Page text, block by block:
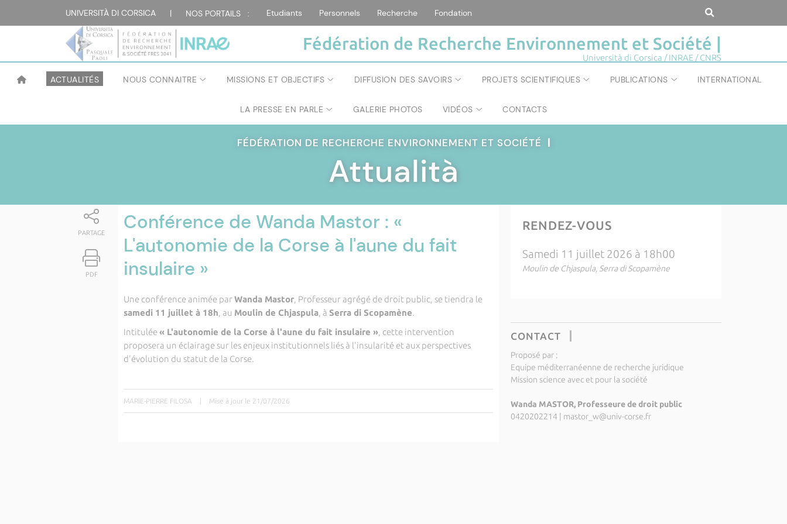
UNIVERSITÀ DI CORSICA | NOS PORTAILS : Etudiants Personnels Recherche Fondation
Fédération de Recherche Environnement et Société |
Università di Corsica / INRAE / CNRS
ACTUALITÉS NOUS CONNAITRE MISSIONS ET OBJECTIFS DIFFUSION DES SAVOIRS PROJETS SCIENTIFIQUES PUBLICATIONS INTERNATIONAL
LA PRESSE EN PARLE GALERIE PHOTOS VIDÉOS CONTACTS
FÉDÉRATION DE RECHERCHE ENVIRONNEMENT ET SOCIÉTÉ |
Attualità
PARTAGE
PDF
Conférence de Wanda Mastor : «
L'autonomie de la Corse à l'aune du fait
insulaire »
Une conférence animée parWanda Mastor, Professeur agrégé de droit public, se tiendra le
samedi 11 juillet à 18h, au Moulin de Chjaspula, à Serra di Scopamène.
Intitulée« L'autonomie de la Corse à l'aune du fait insulaire », cette intervention
proposera un éclairage sur les enjeux institutionnels liés à l'insularité et aux perspectives
d'évolution du statut de la Corse.
MARIE-PIERRE FILOSA | Mise à jour le 21/07/2026
RENDEZ-VOUS
Samedi 11 juillet 2026 à 18h00
Moulin de Chjaspula, Serra di Scopamène
CONTACT
Proposé par :
Equipe méditerranéenne de recherche juridique
Mission science avec et pour la société
Wanda MASTOR, Professeure de droit public
0420202214
mastor_w@univ-corse.fr